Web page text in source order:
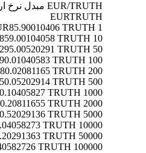
EUR/TRUTH مبدل نرخ ارز
EURTRUTH
1 EUR
85.90010406 TRUTH
10 EUR
859.00104058 TRUTH
50 EUR
TRUTH
100 EUR
TRUTH
200 EUR
TRUTH
500 EUR
TRUTH
1000 EUR
TRUTH
2000 EUR
TRUTH
5000 EUR
TRUTH
10000 EUR
TRUTH
50000 EUR
TRUTH
100000 EUR
TRUTH